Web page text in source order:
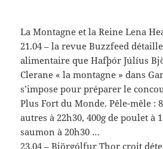
La Montagne et la Reine Lena
21.04– la revue Buzzfeed
alimentaire queHafþór Júlíus
Clerane « la montagne » dans
s’impose pour préparer le
Plus Fort du Monde. Pêle-mêle :
autres à 22h30, 400g de poulet à
saumon à 20h30 …
23.04–Björgólfur Thor croit